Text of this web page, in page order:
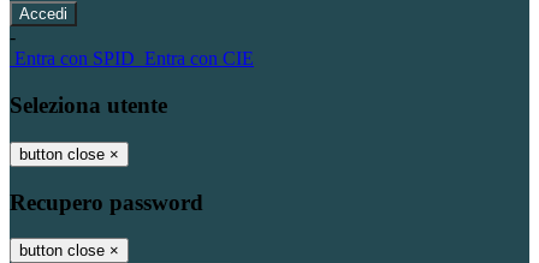
-
Entra con SPID Entra con CIE
Seleziona utente
button close ×
Recupero password
button close ×